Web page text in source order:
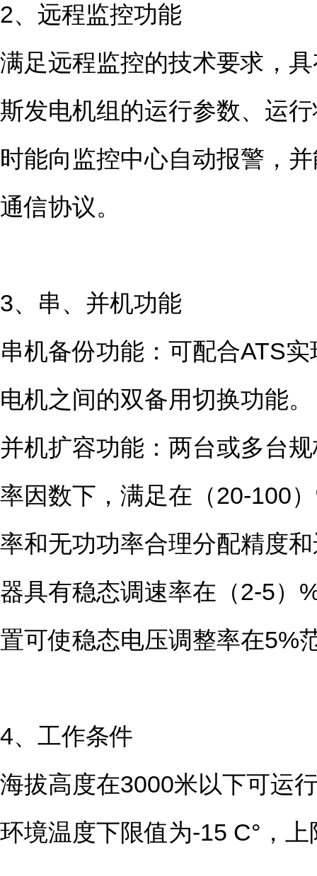
2、远程监控功能
满足远程监控的技术要求，
斯发电机组的运行参数、运
时能向监控中心自动报警，
通信协议。
3、串、并机功能
串机备份功能：可配合ATS
电机之间的双备用切换功能。
并机扩容功能：两台或多台
率因数下，满足在（20-100
率和无功功率合理分配精度
器具有稳态调速率在（2-5）
置可使稳态电压调整率在5%
4、工作条件
海拔高度在3000米以下可运
环境温度下限值为-15 C°，